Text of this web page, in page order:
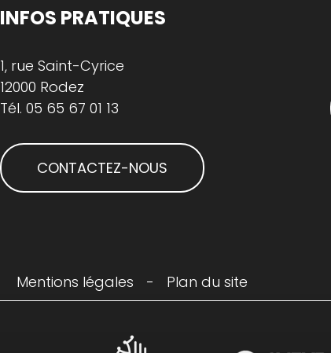
INFOS PRATIQUES
1, rue Saint-Cyrice
12000 Rodez
Tél.05 65 67 01 13
CONTACTEZ-NOUS
Mentions légales - Plan du site